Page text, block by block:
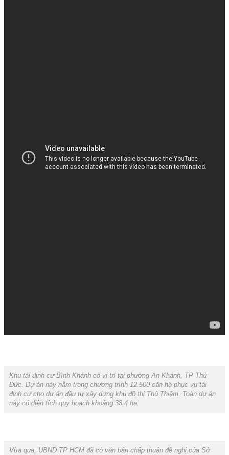
Khu tái định cư Bình Khánh có vị trí tại phường An Khánh, TP Thủ
Đức. Dự án này nằm trong chương trình 12.500 căn hộ phục vụ tái
định cư cho dự án đầu tư xây dựng khu đô thị Thủ Thiêm. Toàn dự án
này có diện tích quy hoạch khoảng 38,4 ha.
Vừa qua, UBND TP HCM đã có văn bản chấp thuận đề nghị của Sở